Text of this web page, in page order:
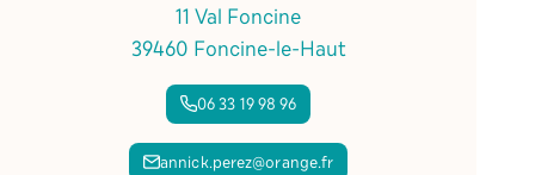
11 Val Foncine
39460 Foncine-le-Haut
06 33 19 98 96
annick.perez@orange.fr